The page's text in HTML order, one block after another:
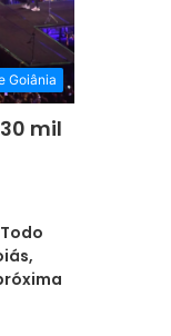
Goiânia
mil